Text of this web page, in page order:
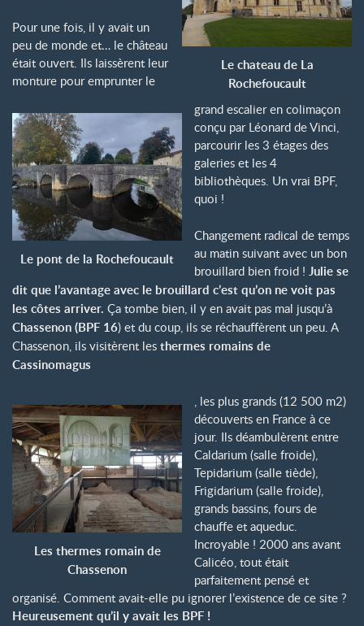
Le chateau de La
Rochefoucault
Le pont de la Rochefoucault
Pour une fois, il y avait un
peu de monde et… le château
était ouvert. Ils laissèrent leur
monture pour emprunter le
grand escalier en colimaçon
conçu par Léonard de Vinci,
parcourir les 3 étages des
galeries et les 4
bibliothèques. Un vrai BPF,
quoi !
Changement radical de temps
au matin suivant avec un bon
brouillard bien froid ! Julie se
dit que l’avantage avec le brouillard c’est qu’on ne voit pas
les côtes arriver. Ça tombe bien, il y en avait pas mal jusqu’à
Chassenon (BPF 16) et du coup, ils se réchauffèrent un peu. A
Chassenon, ils visitèrent les thermes romains de
Cassinomagus
Les thermes romain de
Chassenon
, les plus grands (12 500 m2)
découverts en France à ce
jour. Ils déambulèrent entre
Caldarium (salle froide),
Tepidarium (salle tiède),
Frigidarium (salle froide),
grands bassins, fours de
chauffe et aqueduc.
Incroyable ! 2000 ans avant
Calicéo, tout était
parfaitement pensé et
organisé. Comment avait-elle pu ignorer l’existence de ce site ?
Heureusement qu’il y avait les BPF !